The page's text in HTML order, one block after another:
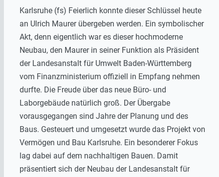
Karlsruhe (fs) Feierlich konnte dieser Schlüssel heute
an Ulrich Maurer übergeben werden. Ein symbolischer
Akt, denn eigentlich war es dieser hochmoderne
Neubau, den Maurer in seiner Funktion als Präsident
der Landesanstalt für Umwelt Baden-Württemberg
vom Finanzministerium offiziell in Empfang nehmen
durfte. Die Freude über das neue Büro- und
Laborgebäude natürlich groß. Der Übergabe
vorausgegangen sind Jahre der Planung und des
Baus. Gesteuert und umgesetzt wurde das Projekt von
Vermögen und Bau Karlsruhe. Ein besonderer Fokus
lag dabei auf dem nachhaltigen Bauen. Damit
präsentiert sich der Neubau der Landesanstalt für